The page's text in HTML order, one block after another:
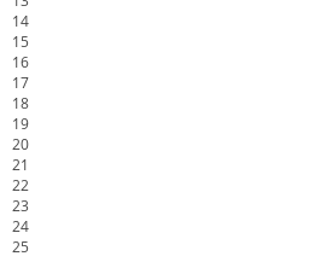
14
15
16
17
18
19
20
21
22
23
24
25